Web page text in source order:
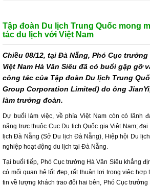
Tập đoàn Du lịch Trung Quốc mong
tác du lịch với Việt Nam
Chiều 08/12, tại Đà Nẵng, Phó Cục
Việt Nam Hà Văn Siêu đã có buổi gặp gỡ
công tác của Tập đoàn Du lịch Trung
Group Corporation Limited) do ông
làm trưởng đoàn.
Dự buổi làm việc, về phía Việt Nam còn có lãnh
năng trực thuộc Cục Du lịch Quốc gia Việt Nam;
lịch Đà Nẵng (Sở Du lịch Đà Nẵng), Hiệp hội Du
nghiệp hoạt động du lịch tại Đà Nẵng.
Tại buổi tiếp, Phó Cục trưởng Hà Văn Siêu khẳng
có mối quan hệ tốt đẹp, rất thuận lợi trong việc hợp
tin về lượng khách trao đổi hai bên, Phó Cục